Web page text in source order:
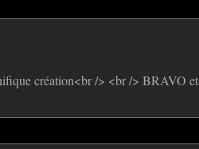
création<br /> <br /> BRAVO et